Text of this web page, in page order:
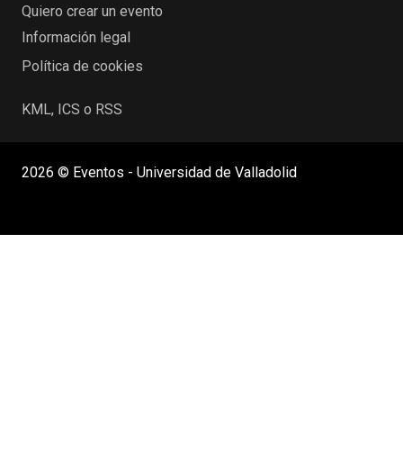
Quiero crear un evento
Información legal
Política de cookies
KML, ICS o RSS
2026 © Eventos - Universidad de Valladolid